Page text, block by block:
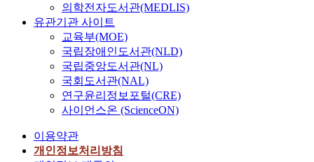
의학전자도서관(MEDLIS)
유관기관 사이트
교육부(MOE)
국립장애인도서관(NLD)
국립중앙도서관(NL)
국회도서관(NAL)
연구윤리정보포털(CRE)
사이언스온 (ScienceON)
이용약관
개인정보처리방침